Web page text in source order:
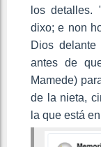
los detalles.
dixo; e non
Dios
antes de
Mamede)
de la nieta,
la que está